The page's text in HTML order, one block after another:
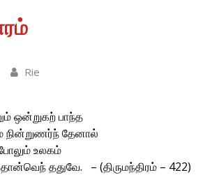
Rie
ஒன்றுகற் பாந்த
நின்றுணர்ந் தேனால்
உலகம்
ததுவே. – (திருமந்திரம் – 422)